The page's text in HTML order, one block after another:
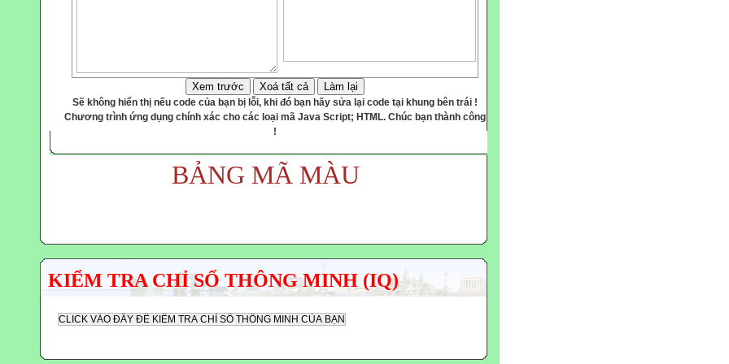
Xem trước Xoá tất cả Làm lại
Sẽ không hiển thị nếu code của bạn bị lỗi, khi đó bạn hãy sửa lại code tại khung bên trái !
Chương trình ứng dụng chính xác cho các loại mã Java Script; HTML. Chúc bạn thành công
!
BẢNG MÃ MÀU
KIỂM TRA CHỈ SỐ THÔNG MINH (IQ)